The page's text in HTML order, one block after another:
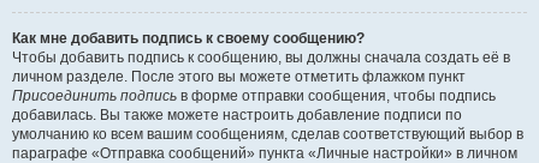
Как мне добавить подпись к своему сообщению?
Чтобы добавить подпись к сообщению, вы должны сначала создать её в
личном разделе. После этого вы можете отметить флажком пункт
Присоединить подпись в форме отправки сообщения, чтобы подпись
добавилась. Вы также можете настроить добавление подписи по
умолчанию ко всем вашим сообщениям, сделав соответствующий выбор в
параграфе «Отправка сообщений» пункта «Личные настройки» в личном